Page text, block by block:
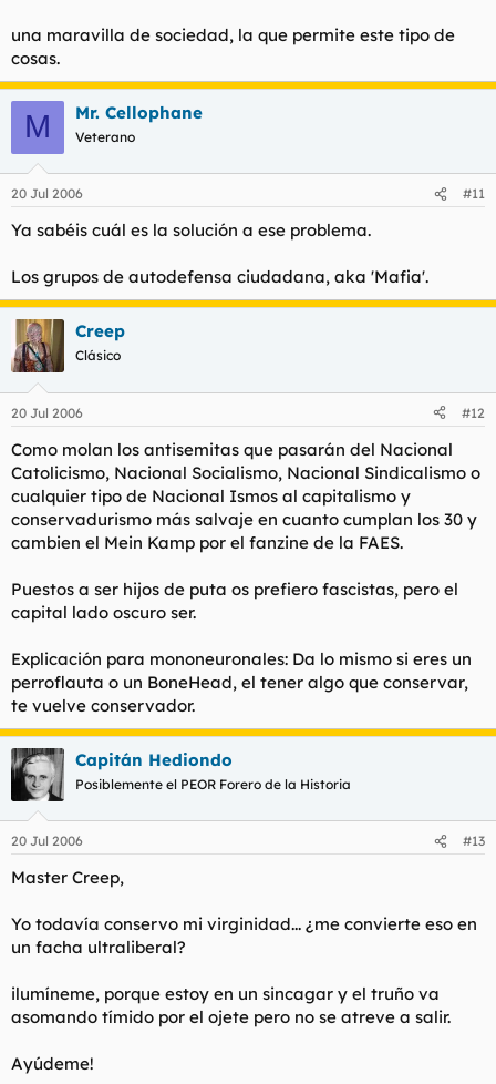
una maravilla de sociedad, la que permite este tipo de
cosas.
M Mr. Cellophane
Veterano
20 Jul 2006 #11
Ya sabéis cuál es la solución a ese problema.
Los grupos de autodefensa ciudadana, aka 'Mafia'.
Creep
Clásico
20 Jul 2006 #12
Como molan los antisemitas que pasarán del Nacional
Catolicismo, Nacional Socialismo, Nacional Sindicalismo o
cualquier tipo de Nacional Ismos al capitalismo y
conservadurismo más salvaje en cuanto cumplan los 30 y
cambien el Mein Kamp por el fanzine de la FAES.
Puestos a ser hijos de puta os prefiero fascistas, pero el
capital lado oscuro ser.
Explicación para mononeuronales: Da lo mismo si eres un
perroflauta o un BoneHead, el tener algo que conservar,
te vuelve conservador.
Capitán Hediondo
Posiblemente el PEOR Forero de la Historia
20 Jul 2006 #13
Master Creep,
Yo todavía conservo mi virginidad... ¿me convierte eso en
un facha ultraliberal?
ilumíneme, porque estoy en un sincagar y el truño va
asomando tímido por el ojete pero no se atreve a salir.
Ayúdeme!